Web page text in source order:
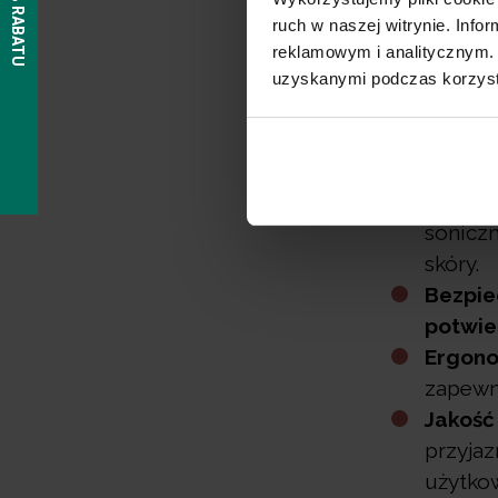
ruch w naszej witrynie.
reklamowym i
uzyskanymi podczas
uwagę,
skóry.